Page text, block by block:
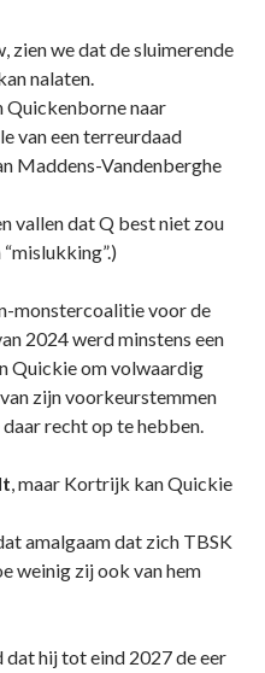
zien we dat de sluimerende
nalaten.
Quickenborne naar
van een terreurdaad
Maddens-Vandenberghe
vallen dat Q best niet zou
monstercoalitie voor de
2024 werd minstens een
Quickie om volwaardig
zijn voorkeurstemmen
recht op te hebben.
, maar Kortrijk kan Quickie
amalgaam dat zich TBSK
weinig zij ook van hem
hij tot eind 2027 de eer